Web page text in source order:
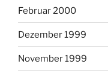
Februar 2000
Dezember 1999
November 1999